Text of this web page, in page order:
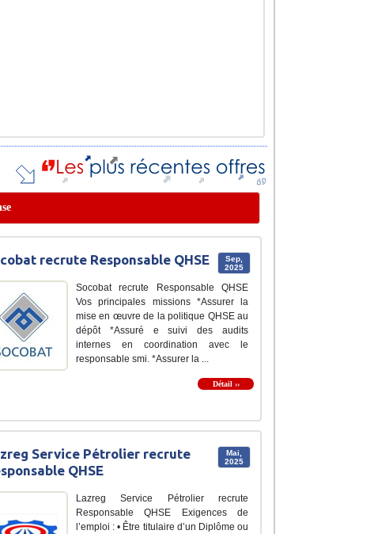
Sep,
2025
recrute Responsable QHSE
Socobat recrute Responsable QHSE
Vos principales missions *Assurer la
mise en œuvre de la politique QHSE au
dépôt *Assuré e suivi des audits
internes en coordination avec le
responsable smi. *Assurer la ...
Détail ››
Mai,
2025
Service Pétrolier recrute
QHSE
Lazreg Service Pétrolier recrute
Responsable QHSE Exigences de
l’emploi : • Être titulaire d’un Diplôme ou